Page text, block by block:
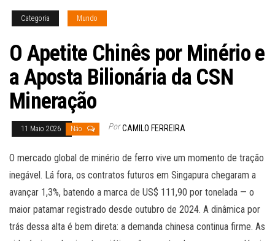
Categoria Mundo
O Apetite Chinês por Minério e
a Aposta Bilionária da CSN
Mineração
11 Maio 2026 Não Por CAMILO FERREIRA
O mercado global de minério de ferro vive um momento de tração
inegável. Lá fora, os contratos futuros em Singapura chegaram a
avançar 1,3%, batendo a marca de US$ 111,90 por tonelada — o
maior patamar registrado desde outubro de 2024. A dinâmica por
trás dessa alta é bem direta: a demanda chinesa continua firme. As